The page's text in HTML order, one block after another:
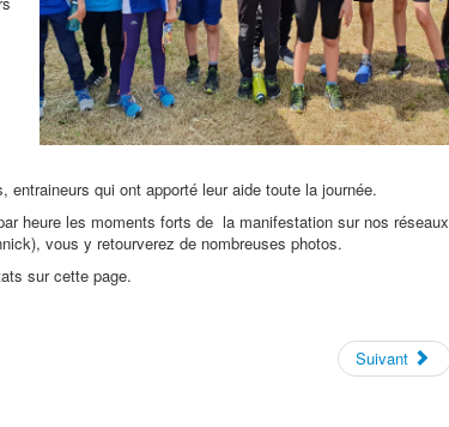
qui ont apporté leur aide toute la journée.
heure les moments forts de la manifestation sur nos réseaux
vous y retourverez de nombreuses photos.
sur cette page.
Suivant